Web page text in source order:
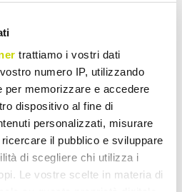
trattiamo i vostri dati
numero IP, utilizzando
per memorizzare e accedere
dispositivo al fine di
personalizzati, misurare
il pubblico e sviluppare
di scegliere chi utilizza i
Le vostre scelte in materia di
Poefs